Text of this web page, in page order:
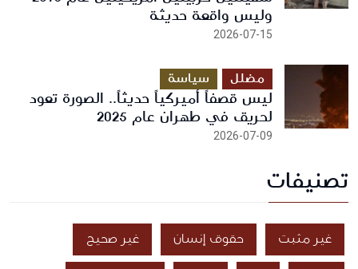
وليس واقعة حديثة
2026-07-15
مضلل سياسة
ليس قصفاً أميركياً حديثاً.. الصورة تعود
لحريق في طهران عام 2025
2026-07-09
تصنيفات
غير مثبت حقوق إنسان غير صحيح